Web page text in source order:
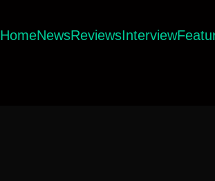
HomeNewsReviewsInterview